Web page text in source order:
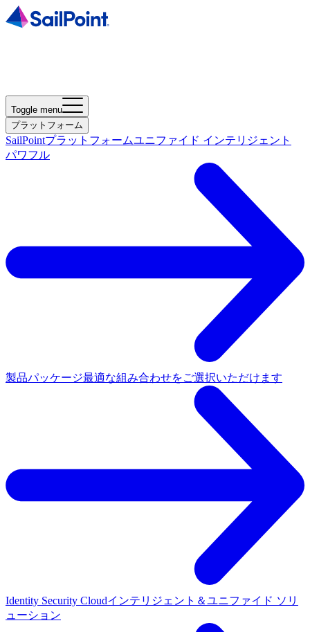
Toggle menu
プラットフォーム
SailPointプラットフォームユニファイド インテリジェント
パワフル
製品パッケージ最適な組み合わせをご選択いただけます
Identity Security Cloudインテリジェント＆ユニファイド ソリ
ューション